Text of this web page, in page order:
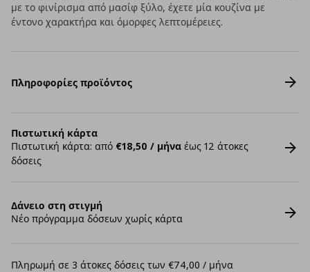
με το φινίρισμα από μασίφ ξύλο, έχετε μία κουζίνα με
έντονο χαρακτήρα και όμορφες λεπτομέρειες.
Πληροφορίες προϊόντος
Πιστωτική κάρτα
Πιστωτική κάρτα: από €18,50 / μήνα έως 12 άτοκες
δόσεις
Δάνειο στη στιγμή
Νέο πρόγραμμα δόσεων χωρίς κάρτα
Πληρωμή σε 3 άτοκες δόσεις των €74,00 / μήνα